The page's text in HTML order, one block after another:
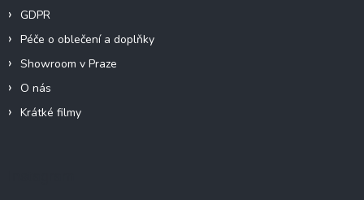
GDPR
Péče o oblečení a doplňky
Showroom v Praze
O nás
Krátké filmy